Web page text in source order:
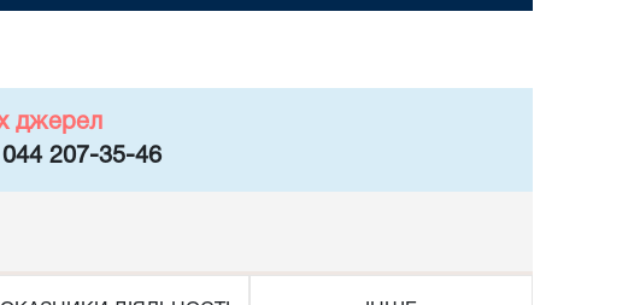
джерел
044 207-35-46